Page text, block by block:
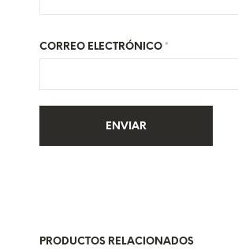
CORREO ELECTRÓNICO *
PRODUCTOS RELACIONADOS